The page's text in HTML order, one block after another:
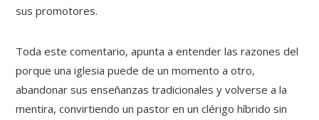
sus promotores.
Toda este comentario, apunta a entender las razones del
porque una iglesia puede de un momento a otro,
abandonar sus enseñanzas tradicionales y volverse a la
mentira, convirtiendo un pastor en un clérigo híbrido sin